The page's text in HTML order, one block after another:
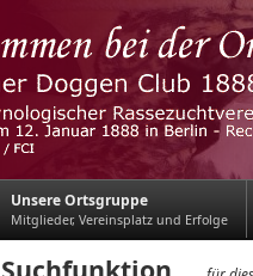
Unsere Ortsgruppe
Mitglieder, Vereinsplatz und Erfolge